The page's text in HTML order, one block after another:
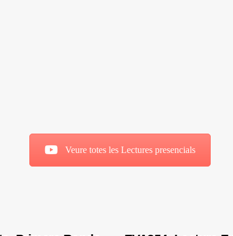
Veure totes les Lectures presencials